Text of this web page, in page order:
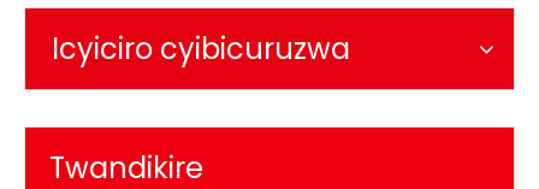
Icyiciro cyibicuruzwa
Twandikire